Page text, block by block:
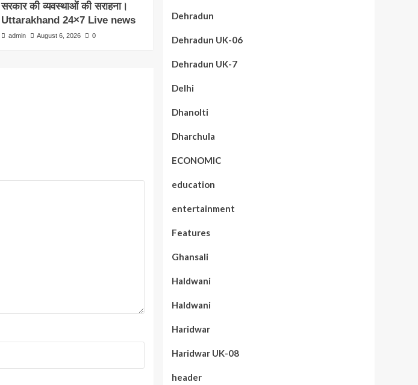
सरकार की व्यवस्थाओं की सराहना।
Uttarakhand 24×7 Live news
admin August 6, 2026 0
Dehradun
Dehradun UK-06
Dehradun UK-7
Delhi
Dhanolti
Dharchula
ECONOMIC
education
entertainment
Features
Ghansali
Haldwani
Haldwani
Haridwar
Haridwar UK-08
header